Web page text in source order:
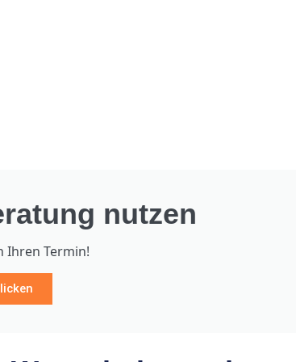
nutzen
Ihren Termin!